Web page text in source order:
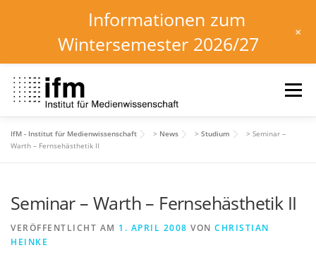
Inhalt
springen
Menü
HOME NEWS
INSTITUT FORSCHUNG DOWNLOADS
IfM - Institut für Medienwissenschaft > News > Studium > Seminar –
Warth – Fernsehästhetik II
Seminar – Warth – Fernsehästhetik II
VERÖFFENTLICHT AM 1. APRIL 2008 VON CHRISTIAN
HEINKE
Informationen zum
Wintersemester 2026/27
+